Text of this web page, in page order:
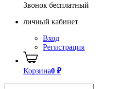
Звонок бесплатный
личный кабинет
Вход
Регистрация
Корзина0 ₽